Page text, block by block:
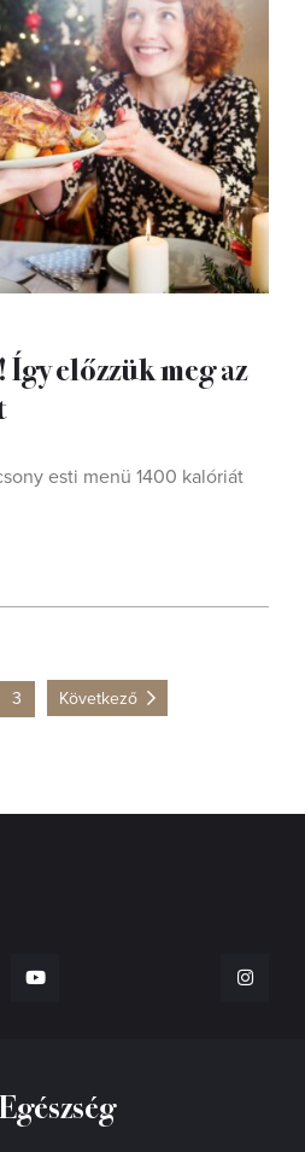
előzzük meg az
esti menü 1400 kalóriát
3 Következő
Egészség